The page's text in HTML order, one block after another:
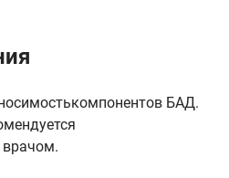
БАД.
врачом.